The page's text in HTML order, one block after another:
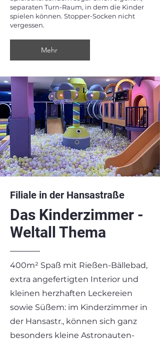
separaten Turn-Raum, in dem die Kinder
spielen können. Stopper-Socken nicht
vergessen.
Mehr
Filiale in der Hansastraße
Das Kinderzimmer -
Weltall Thema
400m² Spaß mit Rießen-Bällebad,
extra angefertigten Interior und
kleinen herzhaften Leckereien
sowie Süßem: im Kinderzimmer in
der Hansastr., können sich ganz
besonders kleine Astronauten-